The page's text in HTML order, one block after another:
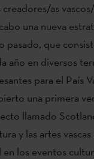
as
una nueva
pasado, que
año en diversos
para el País
una primera
llamado
y las artes
los eventos